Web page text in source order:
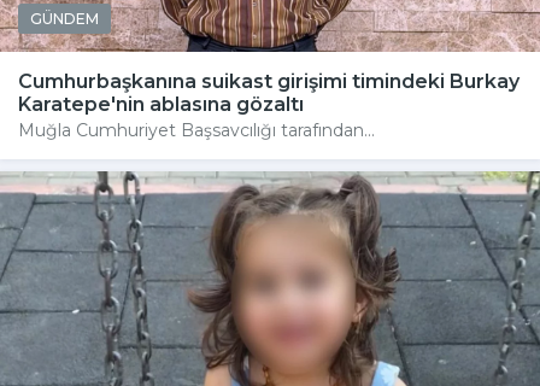
GÜNDEM
Cumhurbaşkanına suikast girişimi timindeki Burkay
Karatepe'nin ablasına gözaltı
Muğla Cumhuriyet Başsavcılığı tarafından...